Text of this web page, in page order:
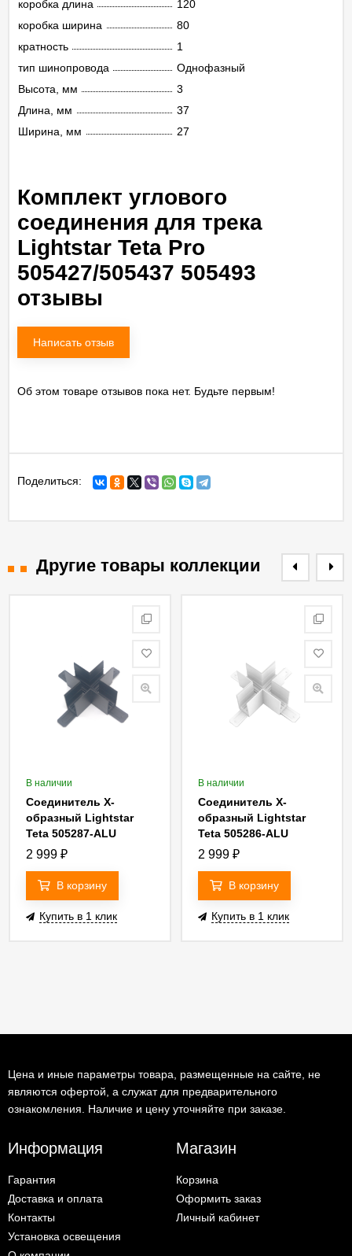
коробка длина
120
коробка ширина
80
кратность
1
тип шинопровода
Однофазный
Высота, мм
3
Длина, мм
37
Ширина, мм
27
Комплект углового
соединения для трека
Lightstar Teta Pro
505427/505437 505493
отзывы
Написать отзыв
Об этом товаре отзывов пока нет. Будьте первым!
Поделиться:
Другие товары коллекции
В наличии
Соединитель Х-
образный Lightstar
Teta 505287-ALU
2 999 ₽
В корзину
Купить в 1 клик
В наличии
Соединитель Х-
образный Lightstar
Teta 505286-ALU
2 999 ₽
В корзину
Купить в 1 клик
Цена и иные параметры товара, размещенные на сайте, не
являются офертой, а служат для предварительного
ознакомления. Наличие и цену уточняйте при заказе.
Информация
Гарантия
Доставка и оплата
Контакты
Установка освещения
Магазин
Корзина
Оформить заказ
Личный кабинет